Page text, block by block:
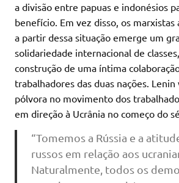
a divisão entre papuas e indonésios
benefício. Em vez disso, os
a partir dessa situação emerge um
solidariedade internacional de
construção de uma íntima
trabalhadores das duas nações.
pólvora no movimento dos
em direção à Ucrânia no começo do
“Tomemos a Rússia e a
russos em relação aos
Naturalmente, todos os